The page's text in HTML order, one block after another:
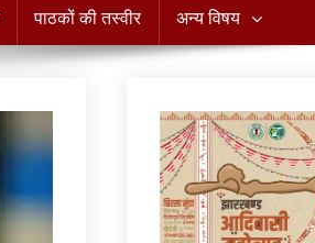
पाठकों की तस्वीर अन्य विषय